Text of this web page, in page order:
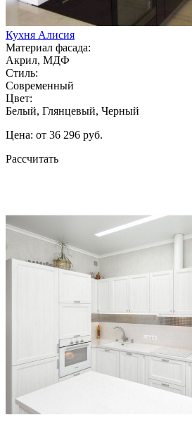
Кухня Алисия
Материал фасада:
Акрил, МДФ
Стиль:
Современный
Цвет:
Белый, Глянцевый, Черный
Цена: от 36 296 руб.
Рассчитать